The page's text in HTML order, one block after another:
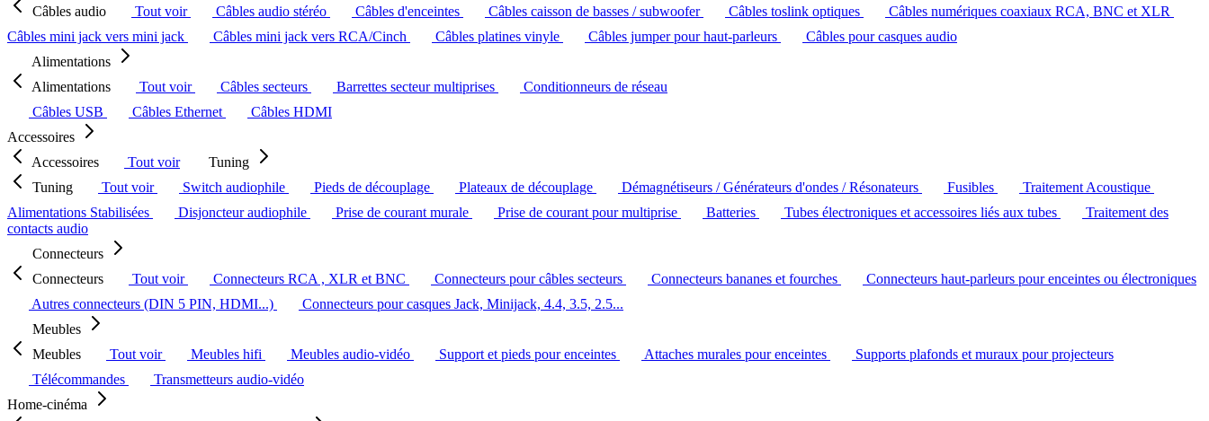
Câbles audio
Tout voir Câbles audio stéréo Câbles d'enceintes Câbles caisson de basses / subwoofer Câbles toslink optiques
Câbles numériques coaxiaux RCA, BNC et XLR
Câbles mini jack vers mini jack
Câbles mini jack vers RCA/Cinch Câbles platines vinyle Câbles jumper pour haut-parleurs
Câbles pour casques audio
Alimentations
Alimentations
Tout voir Câbles secteurs Barrettes secteur multiprises
Conditionneurs de réseau
Câbles USB
Câbles Ethernet
Câbles HDMI
Accessoires
Accessoires
Tout voir
Tuning
Tuning
Tout voir Switch audiophile Pieds de découplage Plateaux de découplage Démagnétiseurs / Générateurs d'ondes / Résonateurs Fusibles
Traitement Acoustique
Alimentations Stabilisées
Disjoncteur audiophile Prise de courant murale Prise de courant pour multiprise Batteries Tubes électroniques et accessoires liés aux tubes
Traitement des
contacts audio
Connecteurs
Connecteurs
Tout voir Connecteurs RCA , XLR et BNC Connecteurs pour câbles secteurs Connecteurs bananes et fourches
Connecteurs haut-parleurs pour enceintes ou électroniques
Autres connecteurs (DIN 5 PIN, HDMI...)
Connecteurs pour casques Jack, Minijack, 4.4, 3.5, 2.5...
Meubles
Meubles
Tout voir Meubles hifi Meubles audio-vidéo Support et pieds pour enceintes Attaches murales pour enceintes
Supports plafonds et muraux pour projecteurs
Télécommandes
Transmetteurs audio-vidéo
Home-cinéma